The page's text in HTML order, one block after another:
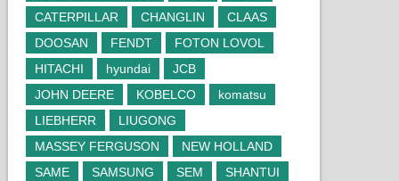
CATERPILLAR
CHANGLIN
CLAAS
DOOSAN
FENDT
FOTON LOVOL
HITACHI
hyundai
JCB
JOHN DEERE
KOBELCO
komatsu
LIEBHERR
LIUGONG
MASSEY FERGUSON
NEW HOLLAND
SAME
SAMSUNG SEM
SHANTUI